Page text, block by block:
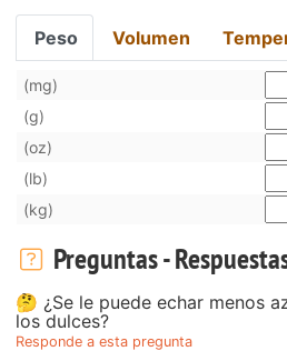
Peso Volumen
(mg)
(g)
(oz)
(lb)
(kg)
Preguntas -
🤔 ¿Se le puede echar menos
los dulces?
Responde a esta pregunta